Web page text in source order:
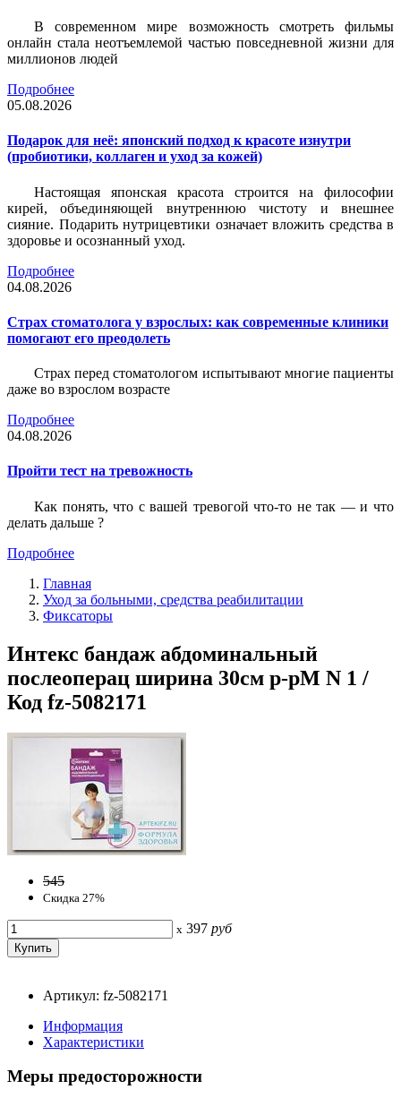
В современном мире возможность смотреть фильмы
онлайн стала неотъемлемой частью повседневной жизни для
миллионов людей
Подробнее
05.08.2026
Подарок для неё: японский подход к красоте изнутри
(пробиотики, коллаген и уход за кожей)
Настоящая японская красота строится на философии
кирей, объединяющей внутреннюю чистоту и внешнее
сияние. Подарить нутрицевтики означает вложить средства в
здоровье и осознанный уход.
Подробнее
04.08.2026
Страх стоматолога у взрослых: как современные клиники
помогают его преодолеть
Страх перед стоматологом испытывают многие пациенты
даже во взрослом возрасте
Подробнее
04.08.2026
Пройти тест на тревожность
Как понять, что с вашей тревогой что-то не так — и что
делать дальше ?
Подробнее
Главная
Уход за больными, средства реабилитации
Фиксаторы
Интекс бандаж абдоминальный
послеоперац ширина 30см р-рM N 1 /
Код fz-5082171
545
Скидка 27%
x 397 руб
Артикул: fz-5082171
Информация
Характеристики
Меры предосторожности